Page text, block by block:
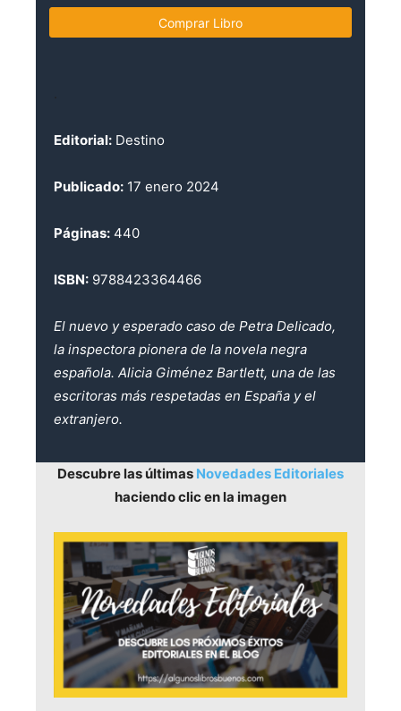
Comprar Libro
.
Editorial: Destino
Publicado: 17 enero 2024
Páginas: 440
ISBN: 9788423364466
El nuevo y esperado caso de Petra Delicado,
la inspectora pionera de la novela negra
española. Alicia Giménez Bartlett, una de las
escritoras más respetadas en España y el
extranjero.
Descubre las últimas Novedades Editoriales
haciendo clic en la imagen